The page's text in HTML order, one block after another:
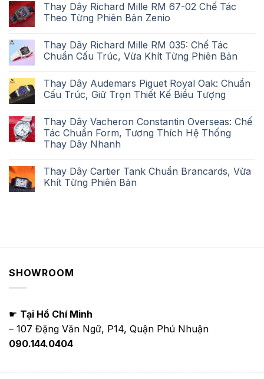
Thay Dây Richard Mille RM 67-02 Chế Tác
Theo Từng Phiên Bản Zenio
Thay Dây Richard Mille RM 035: Chế Tác
Chuẩn Cấu Trúc, Vừa Khít Từng Phiên Bản
Thay Dây Audemars Piguet Royal Oak: Chuẩn
Cấu Trúc, Giữ Trọn Thiết Kế Biểu Tượng
Thay Dây Vacheron Constantin Overseas: Chế
Tác Chuẩn Form, Tương Thích Hệ Thống
Thay Dây Nhanh
Thay Dây Cartier Tank Chuẩn Brancards, Vừa
Khít Từng Phiên Bản
SHOWROOM
☛ Tại Hồ Chí Minh
– 107 Đặng Văn Ngữ, P14, Quận Phú Nhuận
090.144.0404